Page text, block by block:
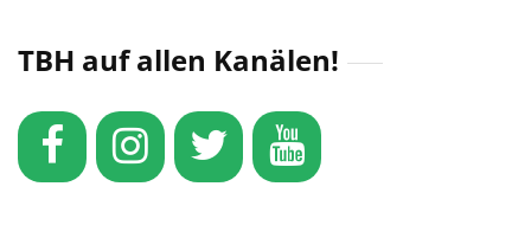
TBH auf allen Kanälen!